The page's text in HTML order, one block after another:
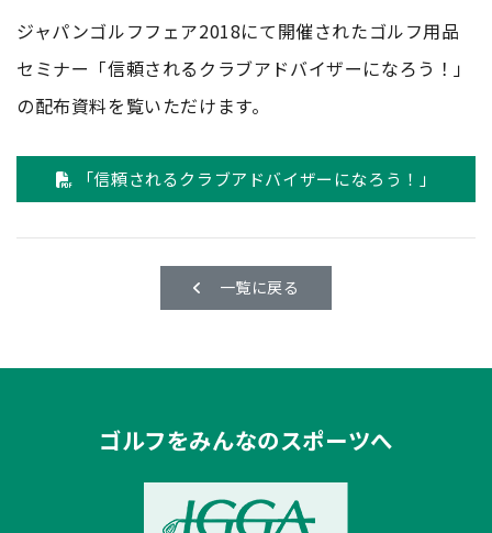
ジャパンゴルフフェア2018にて開催されたゴルフ用品
セミナー「信頼されるクラブアドバイザーになろう！」
の配布資料を覧いただけます。
「信頼されるクラブアドバイザーになろう！」
一覧に戻る
ゴルフをみんなのスポーツへ